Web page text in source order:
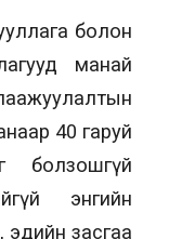
болон
манай
40 гаруй
болзошгүй
энгийн
засгаа